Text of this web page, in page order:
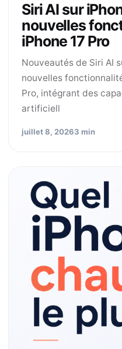
Siri AI sur
nouvelles
iPhone 17 Pro
Nouveautés de Siri AI
nouvelles
Pro, intégrant des
artificiell
juillet 8, 20263 min